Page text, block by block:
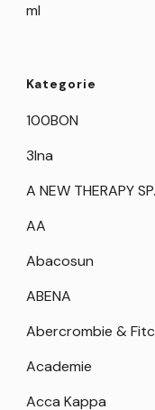
ml
Kategorie
100BON
3Ina
A NEW THERAPY
AA
Abacosun
ABENA
Abercrombie &
Academie
Acca Kappa